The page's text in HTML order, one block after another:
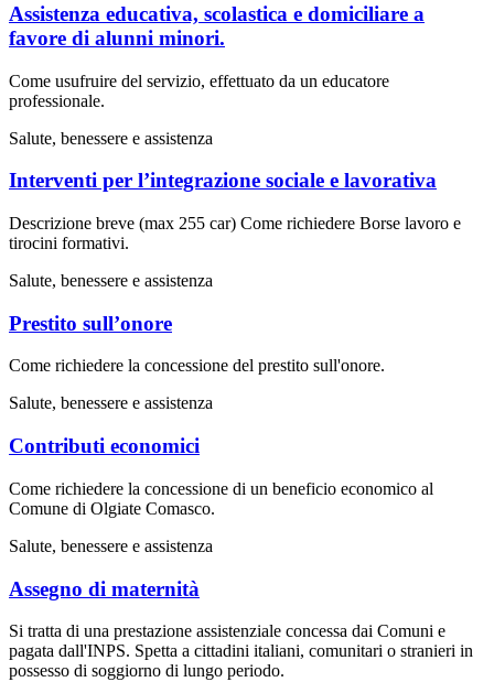
Assistenza educativa, scolastica e domiciliare a
favore di alunni minori.
Come usufruire del servizio, effettuato da un educatore
professionale.
Salute, benessere e assistenza
Interventi per l’integrazione sociale e lavorativa
Descrizione breve (max 255 car) Come richiedere Borse lavoro e
tirocini formativi.
Salute, benessere e assistenza
Prestito sull’onore
Come richiedere la concessione del prestito sull'onore.
Salute, benessere e assistenza
Contributi economici
Come richiedere la concessione di un beneficio economico al
Comune di Olgiate Comasco.
Salute, benessere e assistenza
Assegno di maternità
Si tratta di una prestazione assistenziale concessa dai Comuni e
pagata dall'INPS. Spetta a cittadini italiani, comunitari o stranieri in
possesso di soggiorno di lungo periodo.